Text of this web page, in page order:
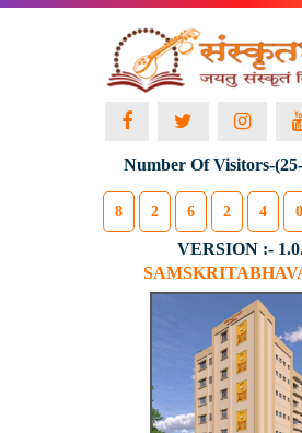
Number Of Visitors-
8 2 6 2 4 0
VERSION :-